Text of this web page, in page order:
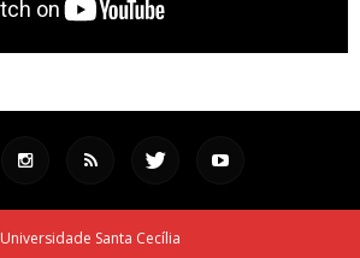
Universidade Santa Cecília